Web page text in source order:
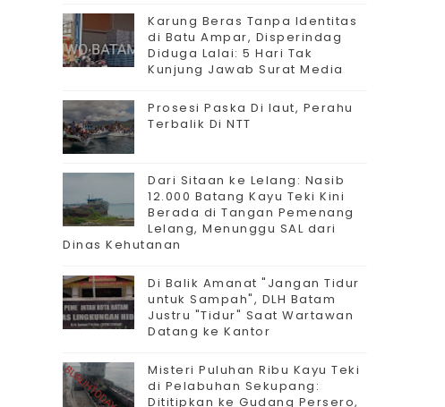
Karung Beras Tanpa Identitas
di Batu Ampar, Disperindag
Diduga Lalai: 5 Hari Tak
Kunjung Jawab Surat Media
Prosesi Paska Di laut, Perahu
Terbalik Di NTT
Dari Sitaan ke Lelang: Nasib
12.000 Batang Kayu Teki Kini
Berada di Tangan Pemenang
Lelang, Menunggu SAL dari
Dinas Kehutanan
Di Balik Amanat "Jangan Tidur
untuk Sampah", DLH Batam
Justru "Tidur" Saat Wartawan
Datang ke Kantor
Misteri Puluhan Ribu Kayu Teki
di Pelabuhan Sekupang:
Dititipkan ke Gudang Persero,